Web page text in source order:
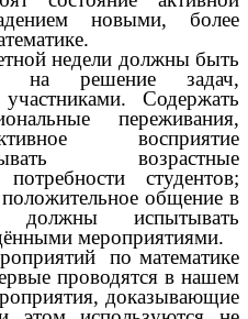
новыми, более
недели должны быть
на решение задач,
Содержать
переживания,
восприятие
возрастные
студентов;
общение в
должны испытывать
мероприятиями.
по математике
проводятся в нашем
доказывающие